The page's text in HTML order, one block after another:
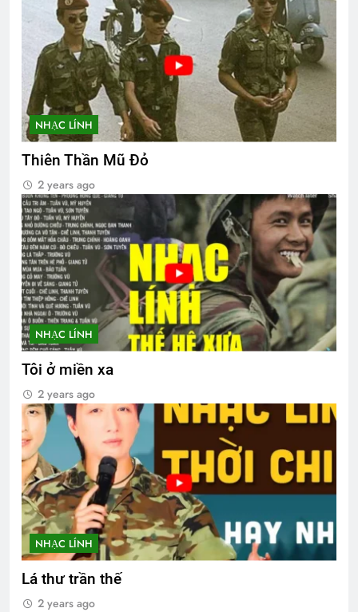
NHẠC LÍNH
Thiên Thần Mũ Đỏ
2 years ago
NHẠC LÍNH
Tôi ở miền xa
2 years ago
NHẠC LÍNH
Lá thư trần thế
2 years ago